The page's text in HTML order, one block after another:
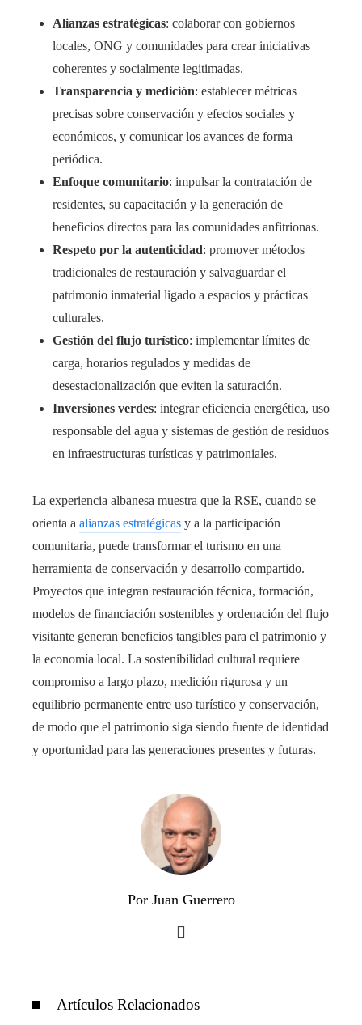
Alianzas estratégicas: colaborar con gobiernos
locales, ONG y comunidades para crear iniciativas
coherentes y socialmente legitimadas.
Transparencia y medición: establecer métricas
precisas sobre conservación y efectos sociales y
económicos, y comunicar los avances de forma
periódica.
Enfoque comunitario: impulsar la contratación de
residentes, su capacitación y la generación de
beneficios directos para las comunidades anfitrionas.
Respeto por la autenticidad: promover métodos
tradicionales de restauración y salvaguardar el
patrimonio inmaterial ligado a espacios y prácticas
culturales.
Gestión del flujo turístico: implementar límites de
carga, horarios regulados y medidas de
desestacionalización que eviten la saturación.
Inversiones verdes: integrar eficiencia energética, uso
responsable del agua y sistemas de gestión de residuos
en infraestructuras turísticas y patrimoniales.
La experiencia albanesa muestra que la RSE, cuando se
orienta a alianzas estratégicas y a la participación
comunitaria, puede transformar el turismo en una
herramienta de conservación y desarrollo compartido.
Proyectos que integran restauración técnica, formación,
modelos de financiación sostenibles y ordenación del flujo
visitante generan beneficios tangibles para el patrimonio y
la economía local. La sostenibilidad cultural requiere
compromiso a largo plazo, medición rigurosa y un
equilibrio permanente entre uso turístico y conservación,
de modo que el patrimonio siga siendo fuente de identidad
y oportunidad para las generaciones presentes y futuras.
Por Juan Guerrero
Artículos Relacionados